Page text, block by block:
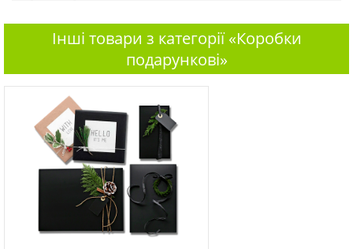
Інші товари з категорії «Коробки
подарункові»